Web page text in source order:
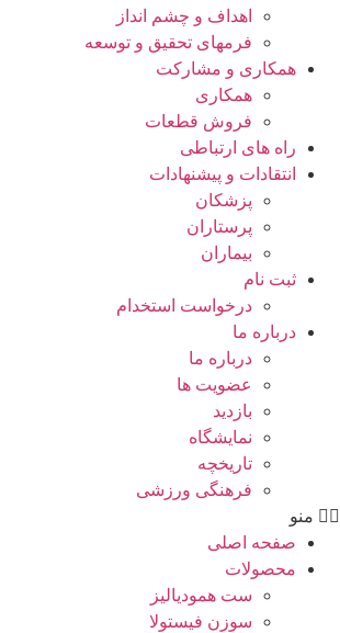
اهداف و چشم انداز
فرمهای تحقیق و توسعه
همکاری و مشارکت
همکاری
فروش قطعات
راه های ارتباطی
انتقادات و پيشنهادات
پزشكان
پرستاران
بيماران
ثبت نام
درخواست استخدام
درباره ما
درباره ما
عضویت ها
بازدید
نمایشگاه
تاريخچه
فرهنگی ورزشی
منو
صفحه اصلی
محصولات
ست همودیالیز
سوزن فیستولا